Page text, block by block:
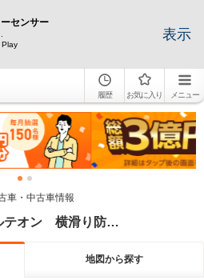
センサー
Play
表示
履歴 お気に入り メニュー
車・中古車情報
フォルクスワーゲン アルテオン 横滑り防止装置
地図から探す